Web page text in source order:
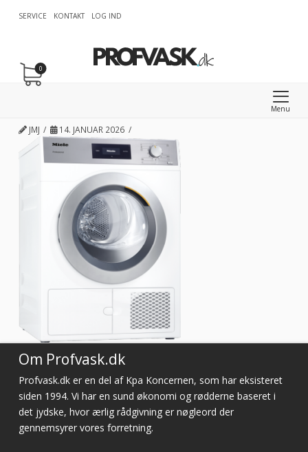
SERVICE KONTAKT LOG IND
Menu
0
JMJ 14. JANUAR 2026
Om Profvask.dk
Profvask.dk er en del af Kpa Koncernen, som har eksisteret
siden 1994. Vi har en sund økonomi og rødderne baseret i
det jydske, hvor ærlig rådgivning er nøgleord der
gennemsyrer vores forretning.